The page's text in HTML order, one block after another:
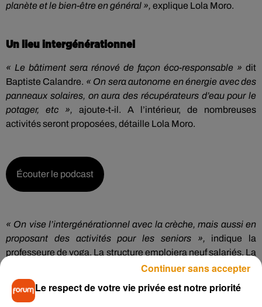
planète et le bien-être en général », explique Lola Moro.
Un lieu intergénérationnel
« Le bâtiment sera rénové de façon éco-responsable » dit
Baptiste Calandre. « On sera autonome en énergie avec des
panneaux solaires, on aura des récupérateurs d’eau pour le
potager, etc », ajoute-t-il. A l’intérieur, de nombreuses
activités seront proposées, détaille Lola Moro.
Écouter le podcast
« On vise l’intergénérationnel avec la crèche, mais aussi en
proposant des activités pour les seniors », indique la
professeure de yoga. La structure emploiera neuf salariés. La
micro-crèche et les cabinets de santé, eux, seront loués.
Le budget global est estimé à 1,8 millions d’euros HT. Une
grande partie est financée par l’emprunt, mais Lola Moro et
Le respect de votre vie privée est notre priorité
Continuer sans accepter